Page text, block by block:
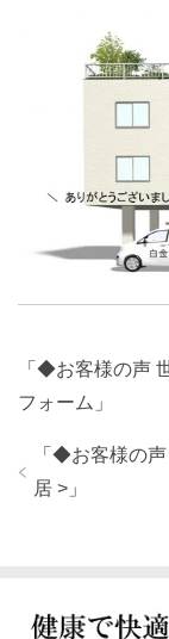
「 ◆お客様の声
フォーム 」
「 ◆お客様の声
居 > 」